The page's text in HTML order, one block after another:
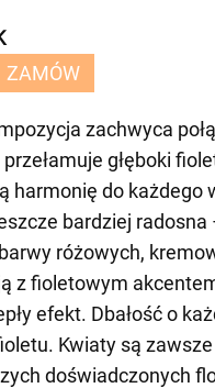
ZAMÓW
zachwyca
głęboki
harmonię do każdego
bardziej
różowych,
z fioletowym
efekt. Dbałość o
Kwiaty są
doświadczonych